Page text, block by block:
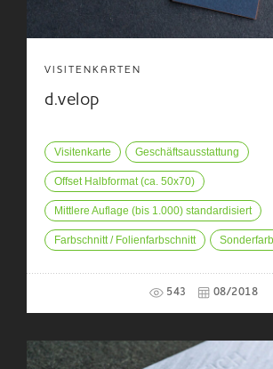
VISITENKARTEN
d.velop
Visitenkarte Geschäftsausstattung
Offset Halbformat (ca. 50x70)
Mittlere Auflage (bis 1.000) standardisiert
Farbschnitt / Folienfarbschnitt
543 08/2018